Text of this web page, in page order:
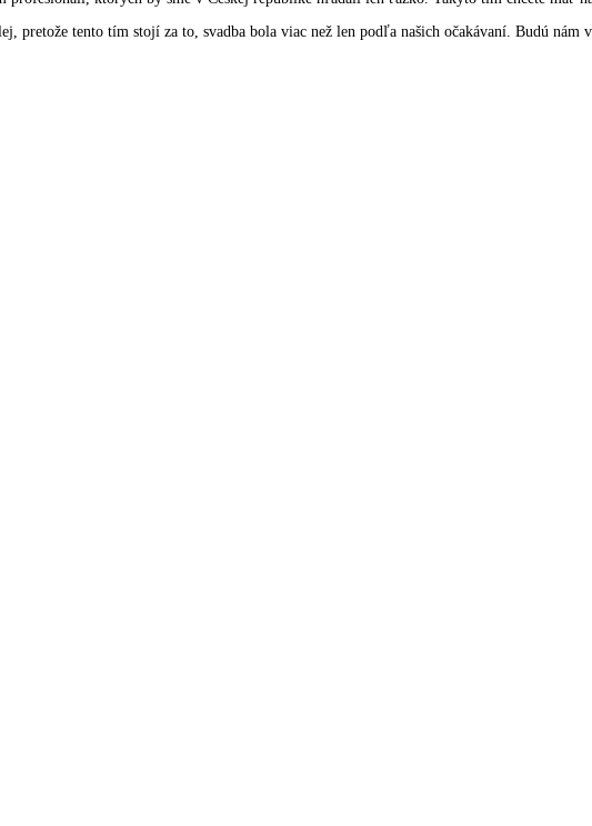
pretože tento tím stojí za to, svadba bola viac než len podľa našich očakávaní. Budú nám